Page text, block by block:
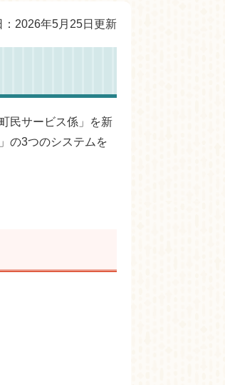
：2026年5月25日更新
民サービス係」を新
の3つのシステムを